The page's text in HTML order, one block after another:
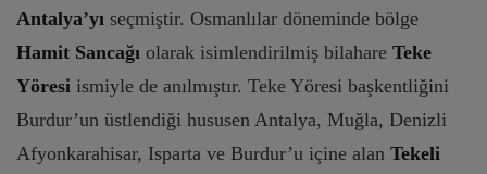
Antalya’yı seçmiştir. Osmanlılar döneminde bölge
Hamit Sancağı olarak isimlendirilmiş bilahare Teke
Yöresi ismiyle de anılmıştır. Teke Yöresi başkentliğini
Burdur’un üstlendiği hususen Antalya, Muğla, Denizli
Afyonkarahisar, Isparta ve Burdur’u içine alan Tekeli